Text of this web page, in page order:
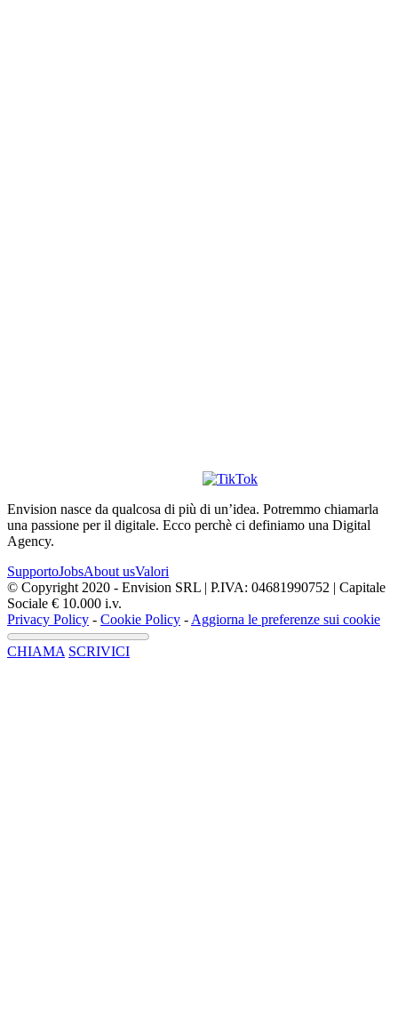
Envision nasce da qualcosa di più di un’idea. Potremmo chiamarla
una passione per il digitale. Ecco perchè ci definiamo una Digital
Agency.
SupportoJobsAbout usValori
© Copyright 2020 - Envision SRL | P.IVA: 04681990752 | Capitale
Sociale € 10.000 i.v.
Privacy Policy - Cookie Policy -Aggiorna le preferenze sui cookie
CHIAMA SCRIVICI